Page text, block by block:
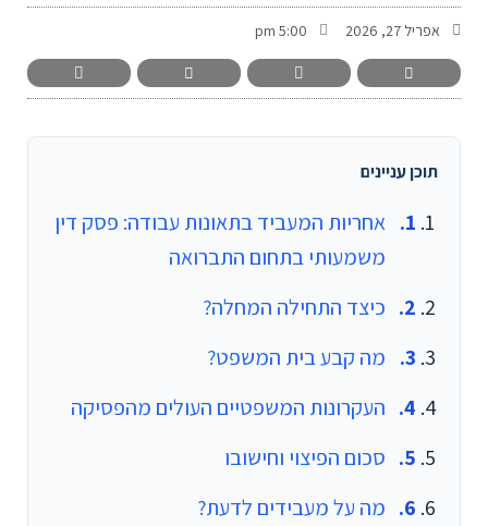
אפריל 27, 2026 5:00 pm
תוכן עניינים
אחריות המעביד בתאונות עבודה: פסק דין
משמעותי בתחום התברואה
כיצד התחילה המחלה?
מה קבע בית המשפט?
העקרונות המשפטיים העולים מהפסיקה
סכום הפיצוי וחישובו
מה על מעבידים לדעת?